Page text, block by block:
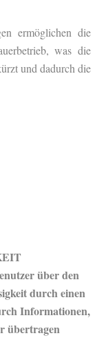
ermöglichen die
was die
und dadurch die
über den
durch einen
Informationen,
übertragen